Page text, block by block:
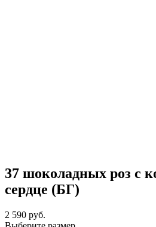
37 шоколадных роз с
сердце (БГ)
2 590 руб.